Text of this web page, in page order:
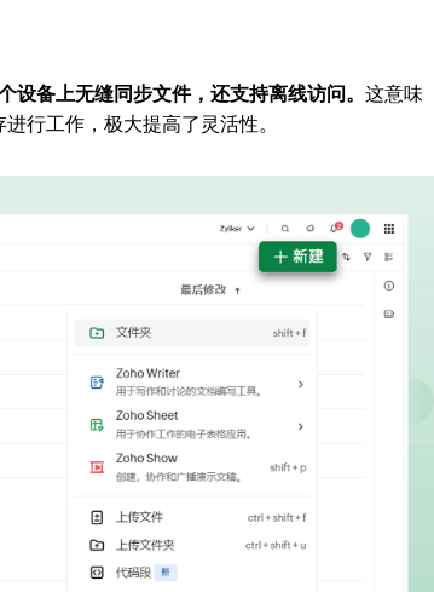
设备上无缝同步文件，还支持离线访问。这意味
行工作，极大提高了灵活性。